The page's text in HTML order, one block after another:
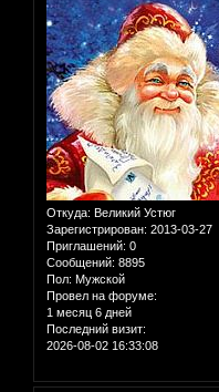
Откуда: Великий Устюг
Зарегистрирован: 2013-03-27
Приглашений: 0
Сообщений: 8895
Пол: Мужской
Провел на форуме:
1 месяц 6 дней
Последний визит:
2026-08-02 16:33:08